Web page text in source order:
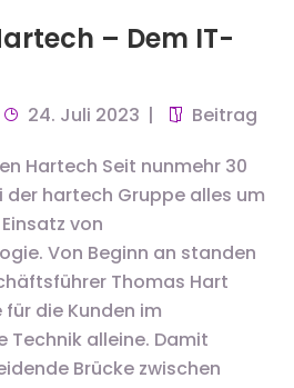
– Dem IT-
24. Juli 2023
Beitrag
Hartech Seit nunmehr 30
hartech Gruppe alles um
von
Von Beginn an standen
Thomas Hart
die Kunden im
Technik alleine. Damit
Brücke zwischen